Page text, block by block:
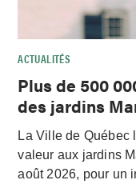
ACTUALITÉS
Plus de 500
des jardins
La Ville de Québec
valeur aux jardins
août 2026, pour un